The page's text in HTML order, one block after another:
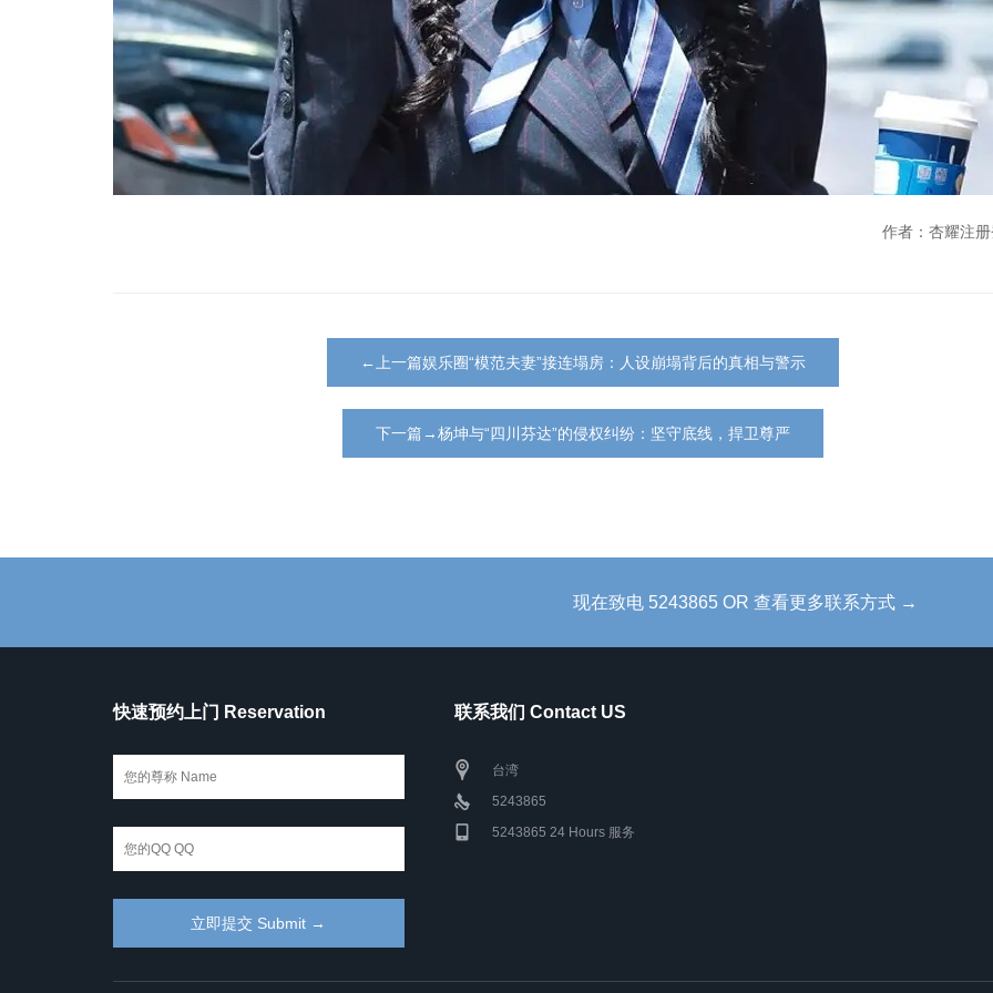
作者：杏耀注
←上一篇娱乐圈“模范夫妻”接连塌房：人设崩塌背后的真相与警示
下一篇→杨坤与“四川芬达”的侵权纠纷：坚守底线，捍卫尊严‌
现在致电 5243865 OR 查看更多联系方式 →
快速预约上门 Reservation 联系我们 Contact US
台湾
5243865
5243865 24 Hours 服务